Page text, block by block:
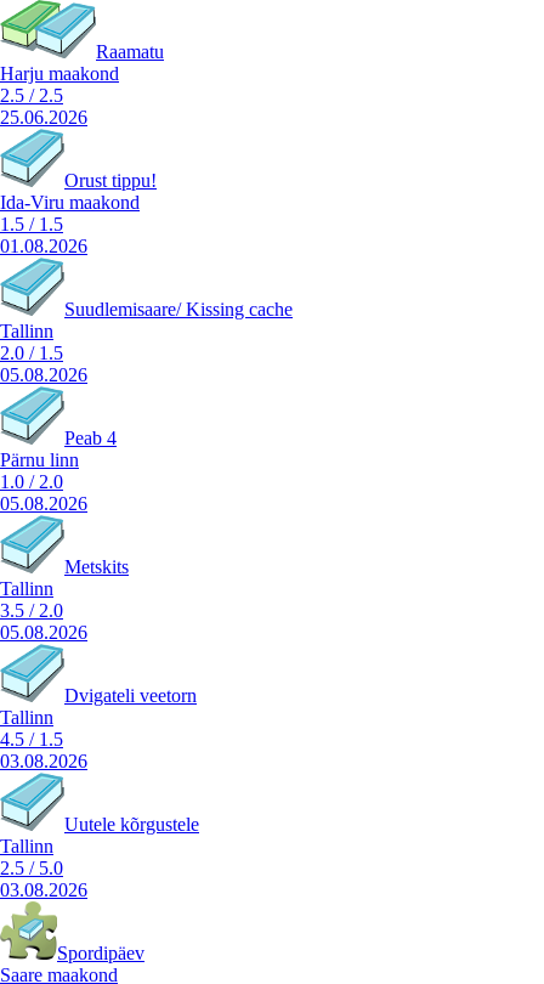
Raamatu
Harju maakond
2.5 / 2.5
25.06.2026
Orust tippu!
Ida-Viru maakond
1.5 / 1.5
01.08.2026
Suudlemisaare/ Kissing cache
Tallinn
2.0 / 1.5
05.08.2026
Peab 4
Pärnu linn
1.0 / 2.0
05.08.2026
Metskits
Tallinn
3.5 / 2.0
05.08.2026
Dvigateli veetorn
Tallinn
4.5 / 1.5
03.08.2026
Uutele kõrgustele
Tallinn
2.5 / 5.0
03.08.2026
Spordipäev
Saare maakond